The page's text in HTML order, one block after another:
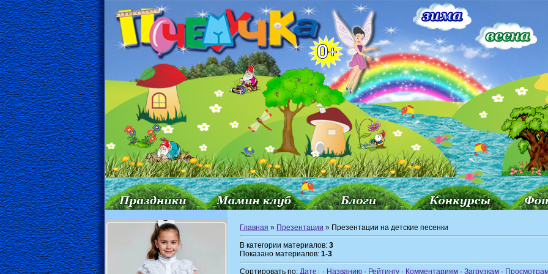
Главная » Презентации » Презентации на детские песенки
В категории материалов: 3
Показано материалов: 1-3
Сортировать по: Дате · Названию · Рейтингу · Комментариям · Загрузкам ·